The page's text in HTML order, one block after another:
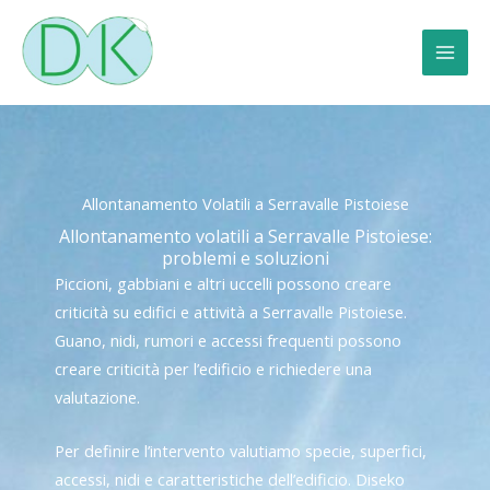
contenuto
Allontanamento Volatili a Serravalle Pistoiese
Allontanamento volatili a Serravalle Pistoiese:
problemi e soluzioni
Piccioni, gabbiani e altri uccelli possono creare
criticità su edifici e attività a Serravalle Pistoiese.
Guano, nidi, rumori e accessi frequenti possono
creare criticità per l’edificio e richiedere una
valutazione.
Per definire l’intervento valutiamo specie, superfici,
accessi, nidi e caratteristiche dell’edificio. Diseko